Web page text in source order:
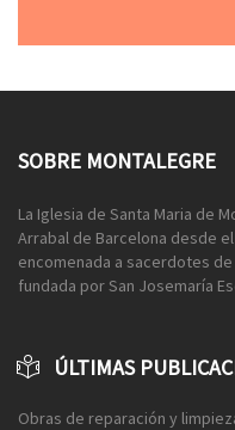
SOBRE MONTALEGRE
La Iglesia de Santa Maria de
Arrabal de Barcelona desde
encomenada a sacerdotes
fundada por San Josemaría
ÚLTIMAS
Obras de reparación y